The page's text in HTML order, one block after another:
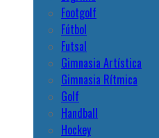
Footgolf
Fútbol
Futsal
Gimnasia Artística
Gimnasia Rítmica
Golf
Handball
Hockey